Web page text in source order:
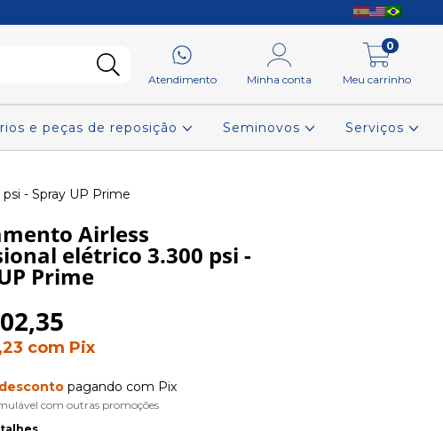
Atendimento Minha conta Meu carrinho
0
e peças de reposição Seminovos Serviços
- Spray UP Prime
Airless
elétrico 3.300 psi -
Prime
com Pix
pagando com Pix
com outras promoções